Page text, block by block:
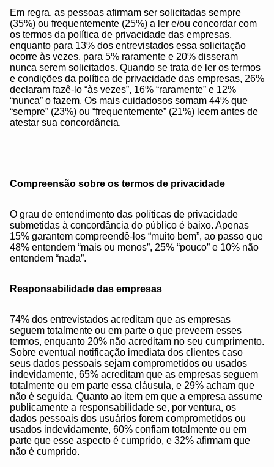
Em regra, as pessoas afirmam ser solicitadas sempre
(35%) ou frequentemente (25%) a ler e/ou concordar com
os termos da política de privacidade das empresas,
enquanto para 13% dos entrevistados essa solicitação
ocorre às vezes, para 5% raramente e 20% disseram
nunca serem solicitados. Quando se trata de ler os termos
e condições da política de privacidade das empresas, 26%
declaram fazê-lo “às vezes”, 16% “raramente” e 12%
“nunca” o fazem. Os mais cuidadosos somam 44% que
“sempre” (23%) ou “frequentemente” (21%) leem antes de
atestar sua concordância.
Compreensão sobre os termos de privacidade
O grau de entendimento das políticas de privacidade
submetidas à concordância do público é baixo. Apenas
15% garantem compreendê-los “muito bem”, ao passo que
48% entendem “mais ou menos”, 25% “pouco” e 10% não
entendem “nada”.
Responsabilidade das empresas
74% dos entrevistados acreditam que as empresas
seguem totalmente ou em parte o que preveem esses
termos, enquanto 20% não acreditam no seu cumprimento.
Sobre eventual notificação imediata dos clientes caso
seus dados pessoais sejam comprometidos ou usados
indevidamente, 65% acreditam que as empresas seguem
totalmente ou em parte essa cláusula, e 29% acham que
não é seguida. Quanto ao item em que a empresa assume
publicamente a responsabilidade se, por ventura, os
dados pessoais dos usuários forem comprometidos ou
usados indevidamente, 60% confiam totalmente ou em
parte que esse aspecto é cumprido, e 32% afirmam que
não é cumprido.